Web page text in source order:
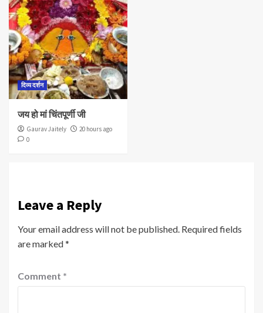
दिव्य दर्शन
जय हो मां चिंतपूर्णी जी
Gaurav Jaitely
20 hours ago
0
Leave a Reply
Your email address will not be published. Required fields
are marked*
Comment *